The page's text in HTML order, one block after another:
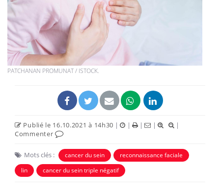
PATCHANAN PROMUNAT / ISTOCK.
Publié le 16.10.2021 à 14h30 | | | |
|
Commenter
Mots clés : cancer du sein
reconnaissance faciale
lin
cancer du sein triple négatif